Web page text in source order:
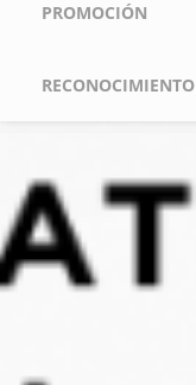
PROMOCIÓN
RECONOCIMIENTO